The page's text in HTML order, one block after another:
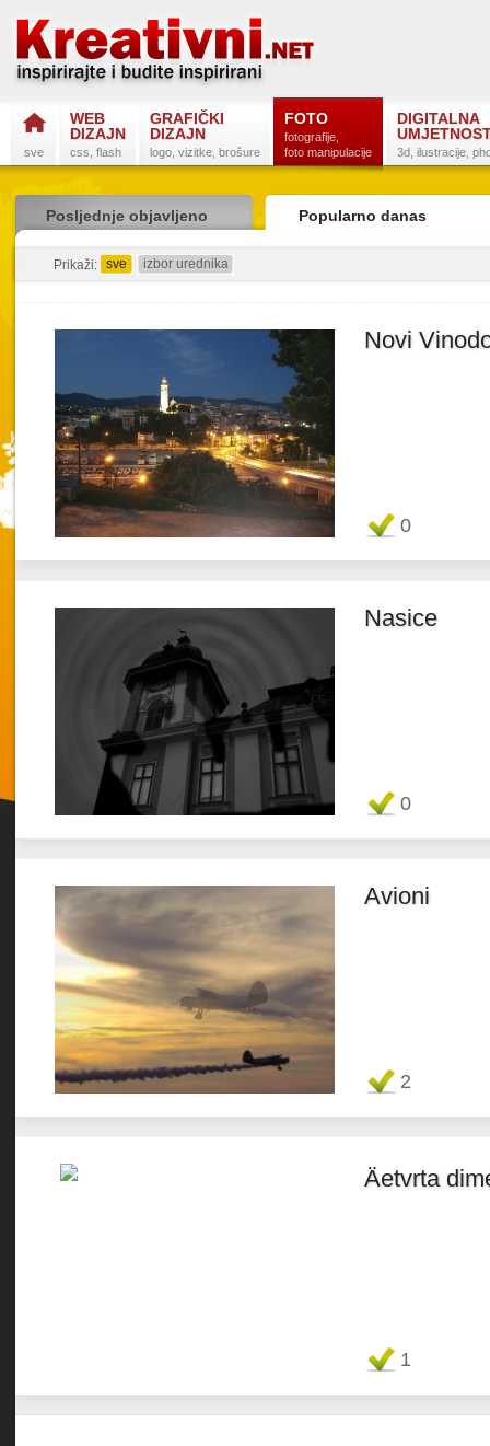
sve
WEB
DIZAJN
css, flash
GRAFIČKI
DIZAJN
logo, vizitke, brošure
FOTO
fotografije,
foto manipulacije
DIGITALNA
3d, ilustracije,
Posljednje objavljeno Popularno danas
Prikaži: sve izbor urednika
Novi
Favorit 0
Nasice
Favorit 0
Avioni
Favorit 2
Äetvrta
1